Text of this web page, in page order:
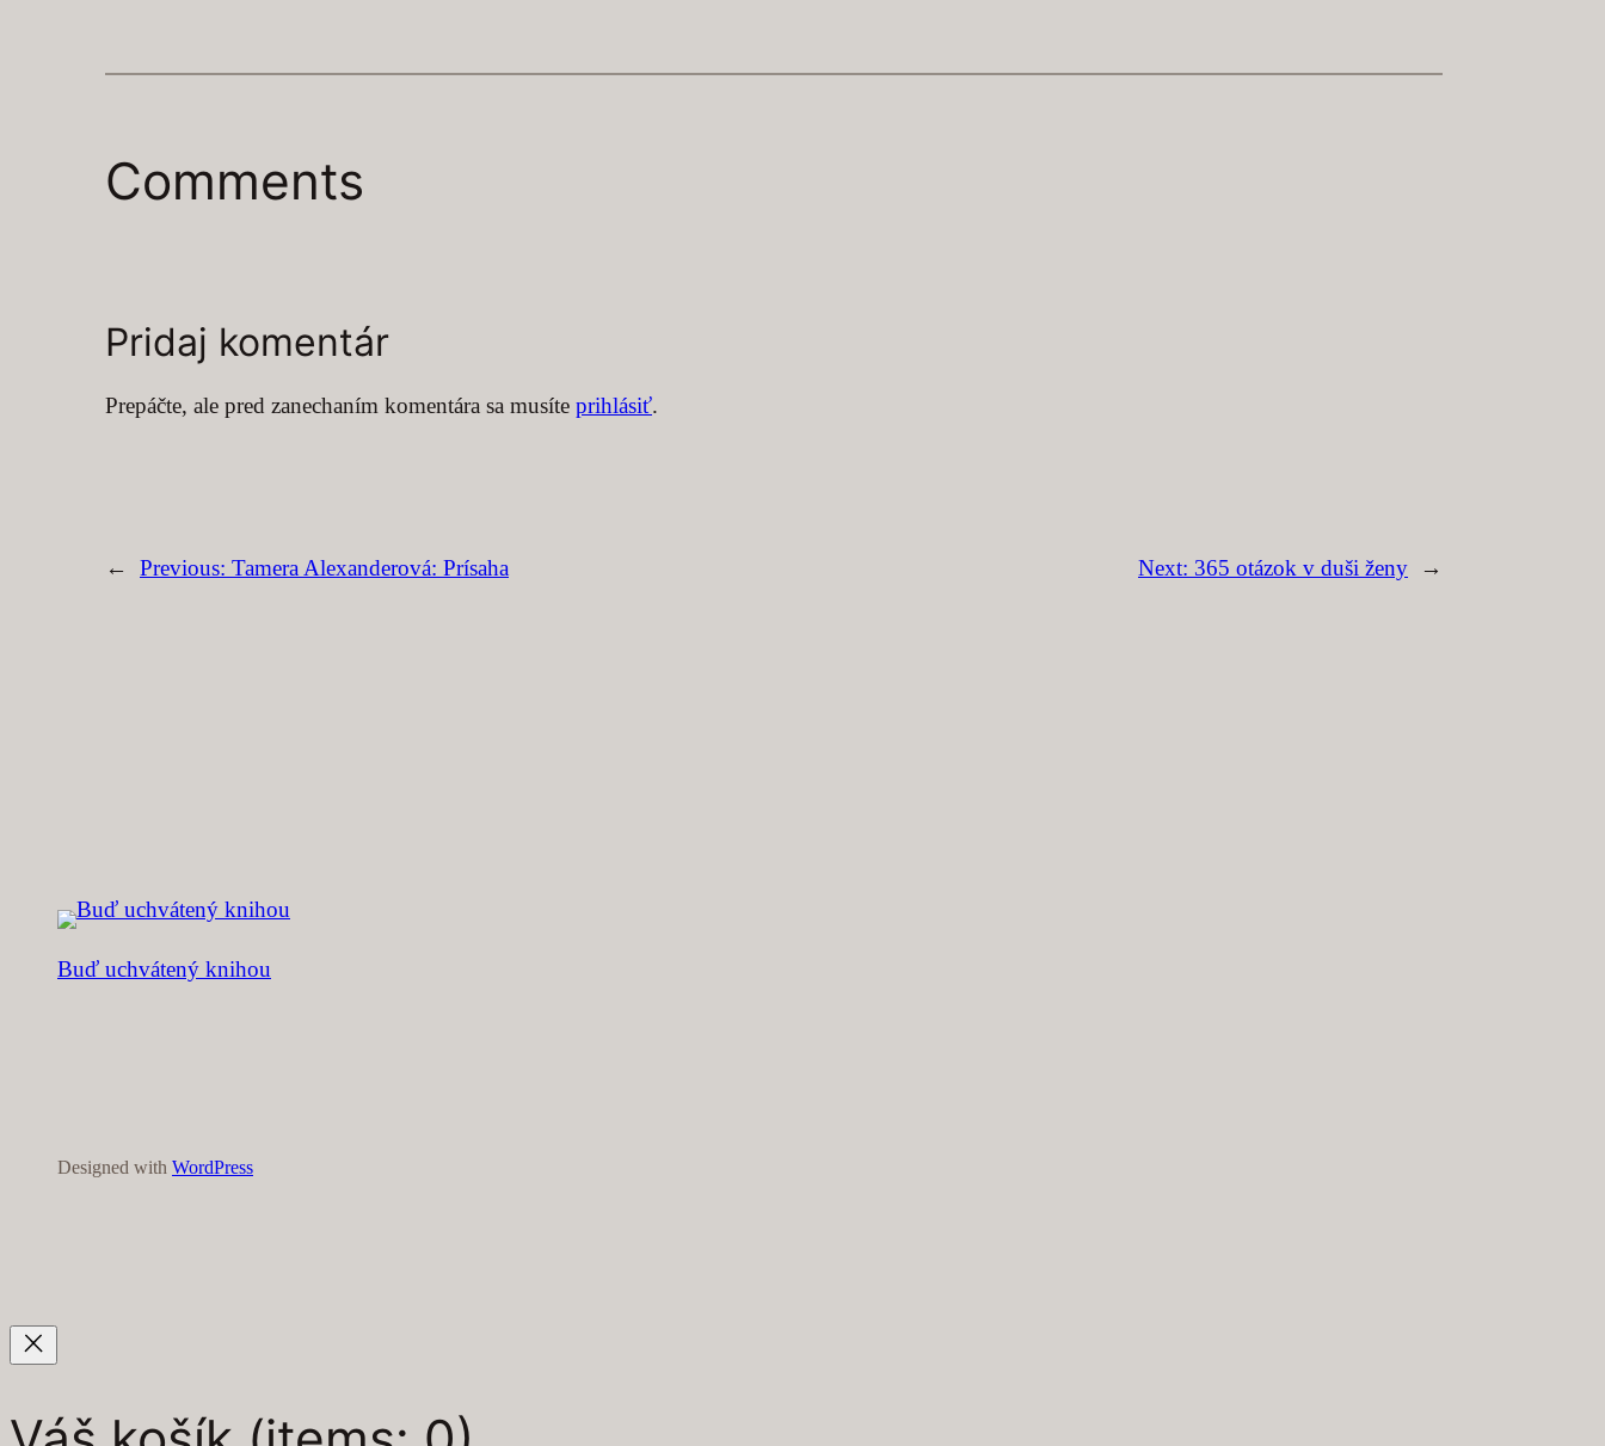
Comments
Pridaj komentár
Prepáčte, ale pred zanechaním komentára sa musíte prihlásiť.
← Previous: Tamera Alexanderová: Prísaha Next: 365 otázok v duši ženy →
Buď uchvátený knihou
Designed with WordPress